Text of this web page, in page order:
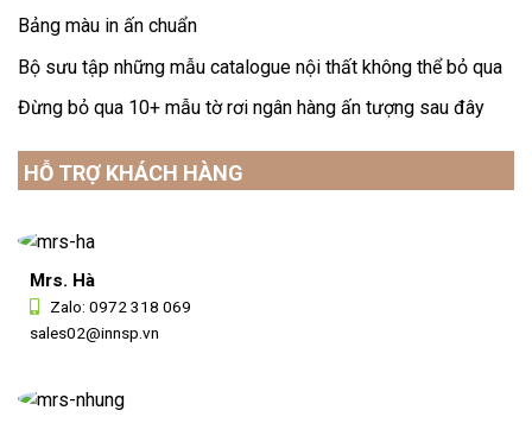
Bảng màu in ấn chuẩn
Bộ sưu tập những mẫu catalogue nội thất không thể bỏ qua
Đừng bỏ qua 10+ mẫu tờ rơi ngân hàng ấn tượng sau đây
HỖ TRỢ KHÁCH HÀNG
Mrs. Hà
Zalo: 0972 318 069
sales02@innsp.vn